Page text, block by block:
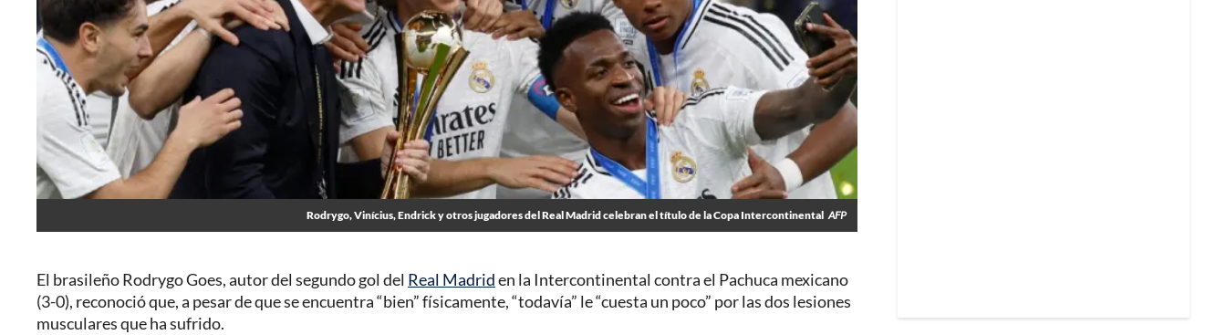
Rodrygo, Vinícius, Endrick y otros jugadores del Real Madrid celebran el título de la Copa Intercontinental AFP
El brasileño Rodrygo Goes, autor del segundo gol del Real Madriden la Intercontinental contra el Pachuca mexicano
(3-0), reconoció que, a pesar de que se encuentra “bien” físicamente, “todavía” le “cuesta un poco” por las dos lesiones
musculares que ha sufrido.